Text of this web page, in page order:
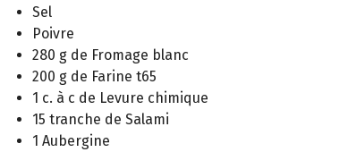
Sel
Poivre
280 g de Fromage blanc
200 g de Farine t65
1 c. à c de Levure chimique
15 tranche de Salami
1 Aubergine